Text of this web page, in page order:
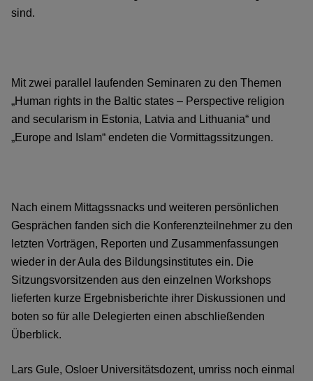
sind.
Mit zwei parallel laufenden Seminaren zu den Themen
„Human rights in the Baltic states – Perspective religion
and secularism in Estonia, Latvia and Lithuania“ und
„Europe and Islam“ endeten die Vormittagssitzungen.
Nach einem Mittagssnacks und weiteren persönlichen
Gesprächen fanden sich die Konferenzteilnehmer zu den
letzten Vorträgen, Reporten und Zusammenfassungen
wieder in der Aula des Bildungsinstitutes ein. Die
Sitzungsvorsitzenden aus den einzelnen Workshops
lieferten kurze Ergebnisberichte ihrer Diskussionen und
boten so für alle Delegierten einen abschließenden
Überblick.
Lars Gule, Osloer Universitätsdozent, umriss noch einmal